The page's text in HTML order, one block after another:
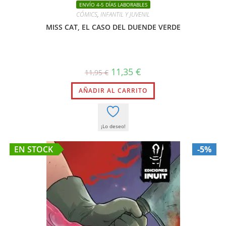
ENVÍO 4-5 DÍAS LABORABLES
CÓMICS, INFANTIL Y JUVENIL
MISS CAT, EL CASO DEL DUENDE VERDE
11,95€ El
precio
original
era:
11,95 €.
11,35 €
actual
es:
11,35 €.
AÑADIR AL CARRITO
¡Lo deseo!
EN STOCK -5%